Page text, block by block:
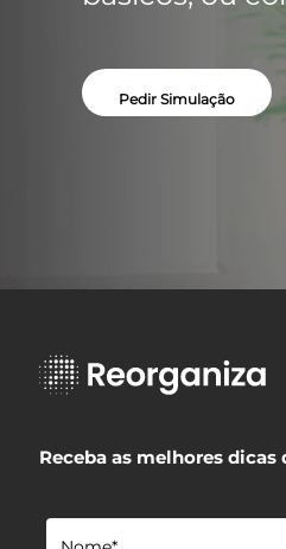
Pedir Simulação
Receba as melhores dicas